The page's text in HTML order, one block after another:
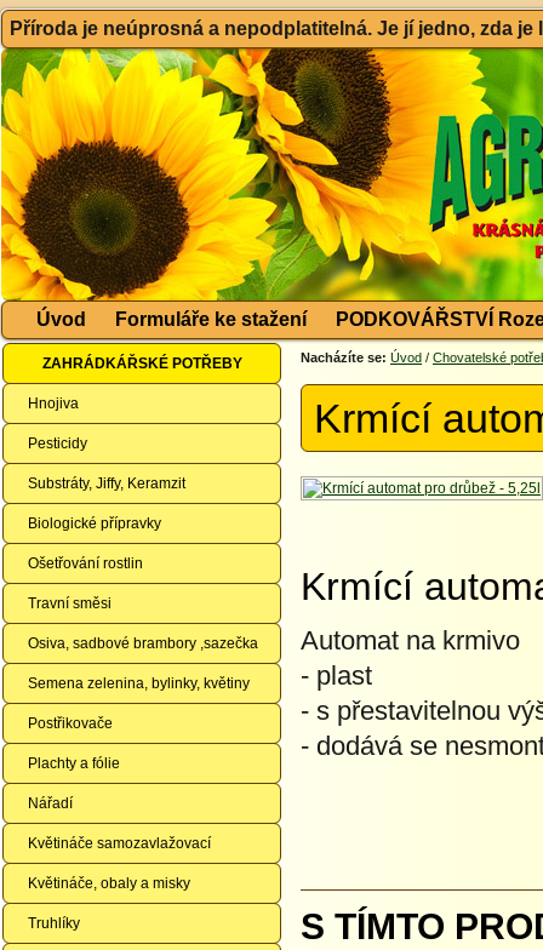
Příroda je neúprosná a nepodplatitelná. Je jí jedno, zda
Úvod Formuláře ke stažení PODKOVÁŘSTVÍ
ZAHRÁDKÁŘSKÉ POTŘEBY
Hnojiva
Pesticidy
Substráty, Jiffy, Keramzit
Biologické přípravky
Ošetřování rostlin
Travní směsi
Osiva, sadbové brambory ,sazečka
Semena zelenina, bylinky, květiny
Postřikovače
Plachty a fólie
Nářadí
Květináče samozavlažovací
Květináče, obaly a misky
Truhlíky
Nacházíte se: Úvod / Chovatelské
Krmící
Krmící
Automat na krmivo
- plast
- s přestavitelnou
- dodává se
S TÍMTO